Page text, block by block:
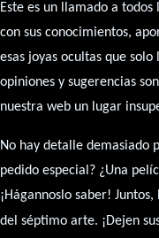
Este es un llamado a todos
con sus conocimientos,
esas joyas ocultas que solo
opiniones y sugerencias
nuestra web un lugar
No hay detalle demasiado
pedido especial? ¿Una
¡Hágannoslo saber!
del séptimo arte. ¡Dejen